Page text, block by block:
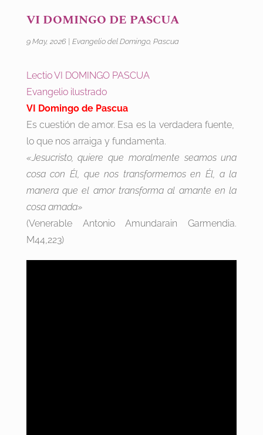
VI DOMINGO DE PASCUA
9 May, 2026| Evangelio del Domingo, Pascua
Lectio VI DOMINGO PASCUA
Evangelio ilustrado
VI Domingo de Pascua
Es cuestión de amor. Esa es la verdadera fuente,
lo que nos arraiga y fundamenta.
«Jesucristo, quiere que moralmente seamos una
cosa con Él, que nos transformemos en Él, a la
manera que el amor transforma al amante en la
cosa amada»
(Venerable Antonio Amundarain Garmendia.
M44,223)